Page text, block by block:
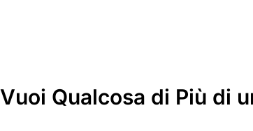
Vuoi Qualcosa di Più di